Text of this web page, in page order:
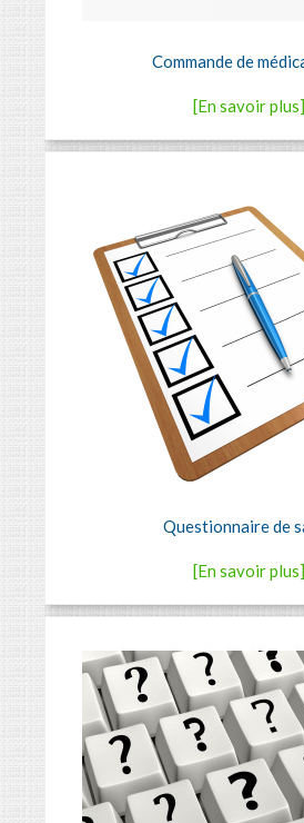
Commande de
[En savoir plus]
Questionnaire de
[En savoir plus]